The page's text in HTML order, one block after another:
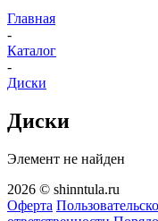
Главная
-
Каталог
-
Диски
Диски
Элемент не найден
2026 © shinntula.ru
Оферта